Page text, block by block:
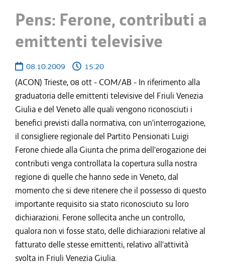
Pens: Ferone, contributi a
emittenti televisive
08.10.2009
15:20
(ACON) Trieste, 08 ott - COM/AB - In riferimento alla
graduatoria delle emittenti televisive del Friuli Venezia
Giulia e del Veneto alle quali vengono riconosciuti i
benefici previsti dalla normativa, con un'interrogazione,
il consigliere regionale del Partito Pensionati Luigi
Ferone chiede alla Giunta che prima dell'erogazione dei
contributi venga controllata la copertura sulla nostra
regione di quelle che hanno sede in Veneto, dal
momento che si deve ritenere che il possesso di questo
importante requisito sia stato riconosciuto su loro
dichiarazioni. Ferone sollecita anche un controllo,
qualora non vi fosse stato, delle dichiarazioni relative al
fatturato delle stesse emittenti, relativo all'attività
svolta in Friuli Venezia Giulia.